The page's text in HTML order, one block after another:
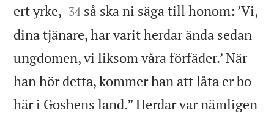
ert yrke, 

34 så ska ni säga till honom: ’Vi,
dina tjänare, har varit herdar ända sedan
ungdomen, vi liksom våra förfäder.’ När
han hör detta, kommer han att låta er bo
här i Goshens land.” Herdar var nämligen